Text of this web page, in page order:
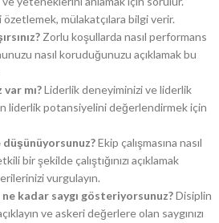
mülakatçılara bilgi verir.
Zorlu koşullarda nasıl performans
nasıl koruduğunuzu açıklamak bu
mı?Liderlik deneyiminizi ve liderlik
liderlik potansiyelini değerlendirmek için
düşünüyorsunuz?Ekip çalışmasına nasıl
bir şekilde çalıştığınızı açıklamak
vurgulayın.
kadar saygı gösteriyorsunuz?Disiplin
ve askeri değerlere olan saygınızı